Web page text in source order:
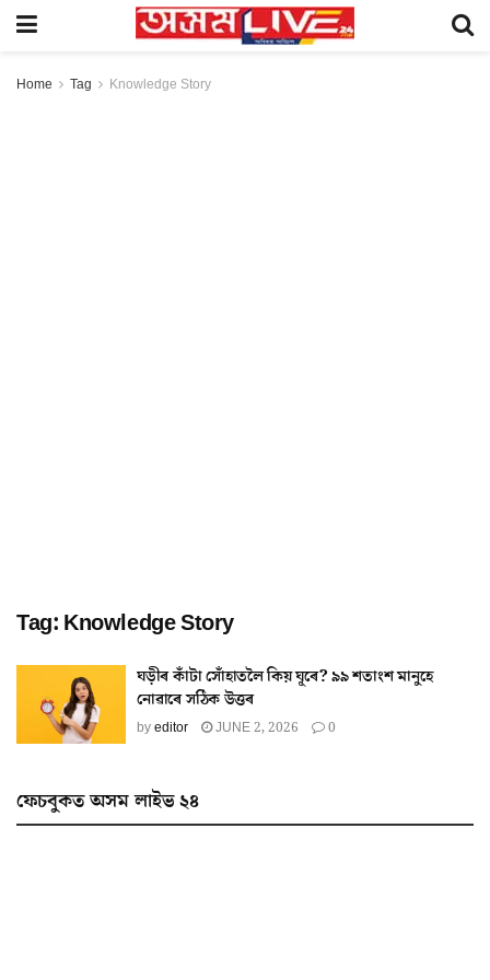
Home Tag Knowledge Story
Tag: Knowledge Story
ঘড়ীৰ কাঁটা সোঁহাতলৈ কিয় ঘূৰে? ৯৯ শতাংশ মানুহে
নোৱাৰে সঠিক উত্তৰ
byeditor JUNE 2, 2026 0
ফেচবুকত অসম লাইভ ২৪